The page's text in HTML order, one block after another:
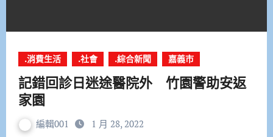
.消費生活 .社會 .綜合新聞 嘉義市
記錯回診日迷途醫院外 竹園警助安返
家園
編輯001 1 月 28, 2022